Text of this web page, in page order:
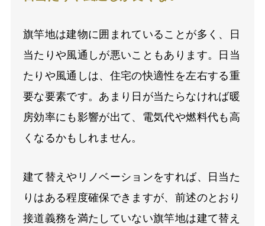
旗竿地は建物に囲まれていることが多く、日
当たりや風通しが悪いこともあります。日当
たりや風通しは、住宅の快適性を左右する重
要な要素です。あまり日が当たらなければ暖
房効率にも影響が出て、電気代や燃料代も高
くなるかもしれません。
建て替えやリノベーションをすれば、日当た
りはある程度確保できますが、前述のとおり
接道義務を満たしていない旗竿地は建て替え